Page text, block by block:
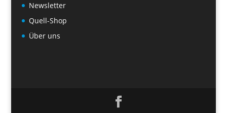
Newsletter
Quell-Shop
Über uns